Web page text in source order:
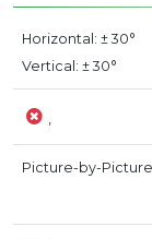
Horizontal: ± 30°
Vertical: ± 30°
,
Picture-by-Picture